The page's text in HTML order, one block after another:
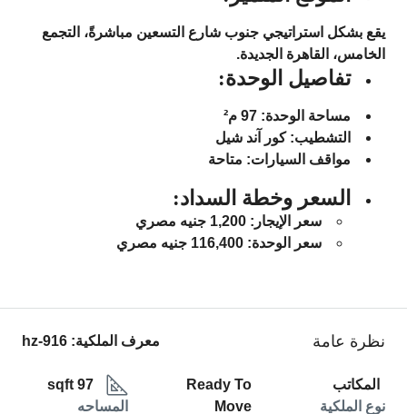
يقع بشكل استراتيجي جنوب شارع التسعين مباشرةً، التجمع
الخامس، القاهرة الجديدة.
تفاصيل الوحدة:
مساحة الوحدة:97 م²
التشطيب:كور آند شيل
مواقف السيارات: متاحة
السعر وخطة السداد:
سعر الإيجار:1,200 جنيه مصري
سعر الوحدة:116,400 جنيه مصري
نظرة عامة معرف الملكية:hz-916
المكاتب
نوع الملكية
Ready To
Move
97 sqft
المساحه